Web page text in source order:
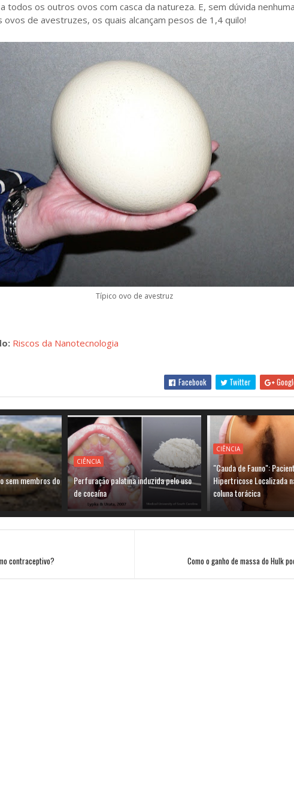
todos os outros ovos com casca da natureza. E, sem dúvida
ovos de avestruzes, os quais alcançam pesos de 1,4 quilo!
Típico ovo de avestruz
Riscos da Nanotecnologia
Facebook Twitter
sem membros do
CIÊNCIA
Perfuração palatina induzida pelo uso
de cocaína
CIÊNCIA
"Cauda de Fauno":
Hipertricose Localizada
coluna torácica
Como o ganho de massa do Hulk
contraceptivo?